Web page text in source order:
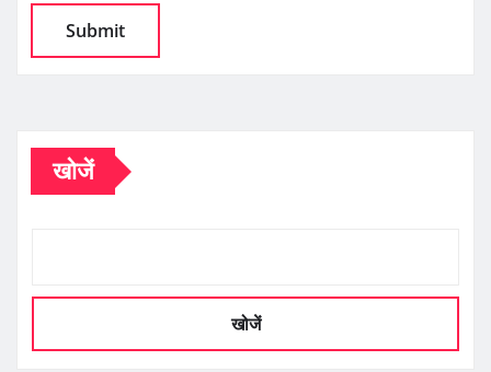
खोजें
खोजें